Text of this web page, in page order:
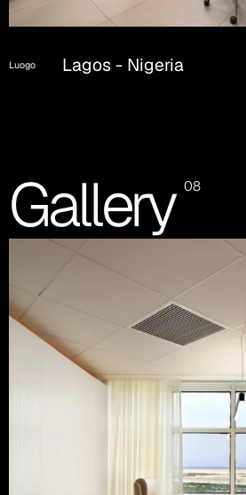
Luogo Lagos - Nigeria
Gallery 08